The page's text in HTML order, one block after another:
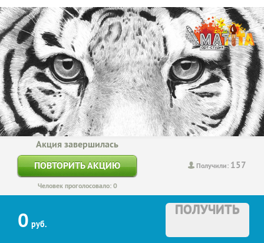
Получили: 157
Акция завершилась
ПОВТОРИТЬ АКЦИЮ
Человек проголосовало: 0
0 руб.
ПОЛУЧИТЬ